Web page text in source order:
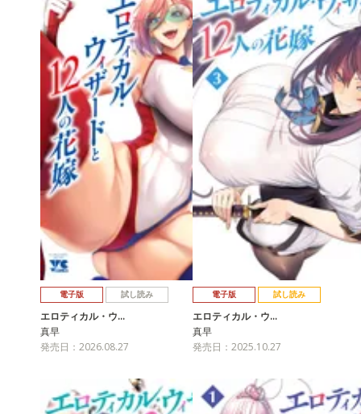
電子版 試し読み
エロティカル・ウ…
真早
発売日：2026.08.27
電子版 試し読み
エロティカル・ウ…
真早
発売日：2025.10.27